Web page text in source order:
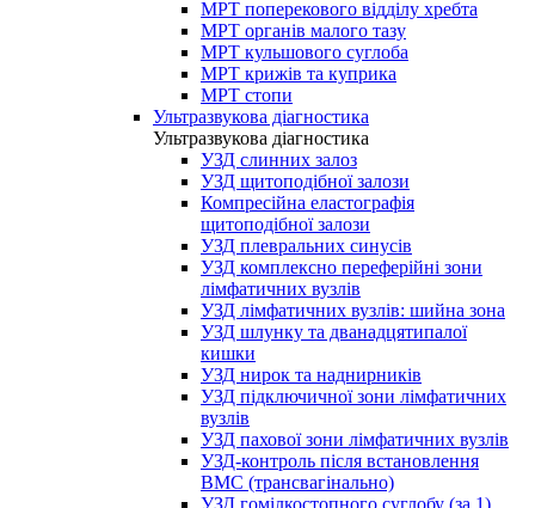
МРТ поперекового відділу хребта
МРТ органів малого тазу
МРТ кульшового суглоба
МРТ крижів та куприка
МРТ стопи
Ультразвукова діагностика
Ультразвукова діагностика
УЗД слинних залоз
УЗД щитоподібної залози
Компресійна еластографія
щитоподібної залози
УЗД плевральних синусів
УЗД комплексно переферійні зони
лімфатичних вузлів
УЗД лімфатичних вузлів: шийна зона
УЗД шлунку та дванадцятипалої
кишки
УЗД нирок та наднирників
УЗД підключичної зони лімфатичних
вузлів
УЗД пахової зони лімфатичних вузлів
УЗД-контроль після встановлення
ВМС (трансвагінально)
УЗД гомілкостопного суглобу (за 1)